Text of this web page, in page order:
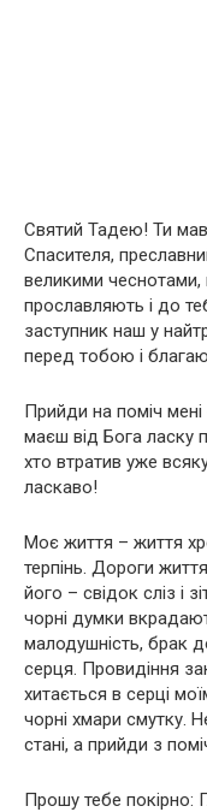
Святий Тадею! Ти
Спасителя,
великими чеснотами,
прославляють і до
заступник наш у
перед тобою і
Прийди на поміч
маєш від Бога ласку
хто втратив уже
ласкаво!
Моє життя – життя
терпінь. Дороги
його – свідок сліз і
чорні думки
малодушність, брак
серця. Провидіння
хитається в серці
чорні хмари смутку.
стані, а прийди з
Прошу тебе покірно: